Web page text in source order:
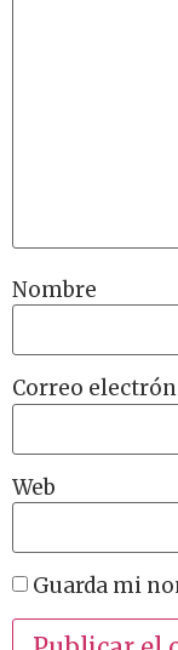
Nombre
Correo
Web
Guarda mi